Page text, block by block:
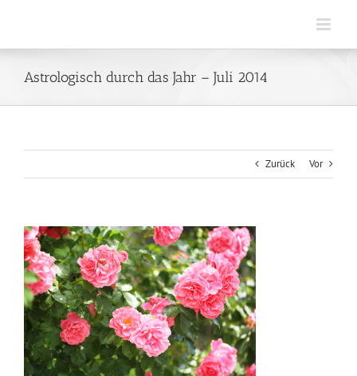
Astrologisch durch das Jahr – Juli 2014
Zurück Vor
Zeige
grösseres
Bild